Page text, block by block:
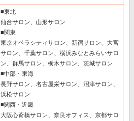
■東北
仙台サロン、山形サロン
■関東
東京オペラシティサロン、新宿サロン、大宮
サロン、千葉サロン、横浜みなとみらいサロ
ン、群馬サロン、栃木サロン、茨城サロン
■中部・東海
長野サロン、名古屋栄サロン、沼津サロン、
浜松サロン
■関西・近畿
大阪心斎橋サロン、奈良オフィス、京都サロ